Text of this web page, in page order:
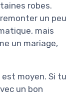
robes.
un peu
mais
un mariage,
moyen. Si tu
un bon